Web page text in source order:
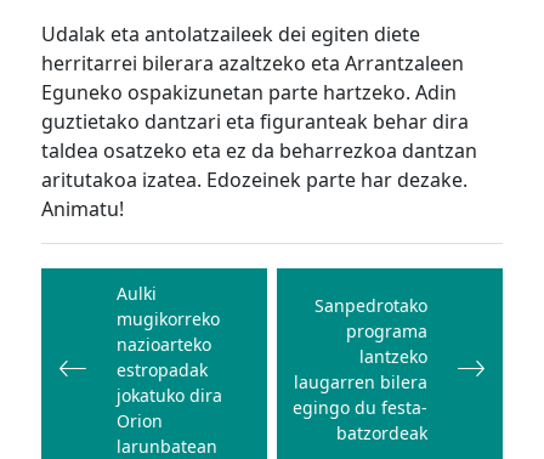
Udalak eta antolatzaileek dei egiten diete
herritarrei bilerara azaltzeko eta Arrantzaleen
Eguneko ospakizunetan parte hartzeko. Adin
guztietako dantzari eta figuranteak behar dira
taldea osatzeko eta ez da beharrezkoa dantzan
aritutakoa izatea. Edozeinek parte har dezake.
Animatu!
Bidalketetan
zehar
nabigatu
Aulki
mugikorreko
nazioarteko
estropadak
jokatuko dira
Orion
larunbatean
Sanpedrotako
programa
lantzeko
laugarren bilera
egingo du festa-
batzordeak